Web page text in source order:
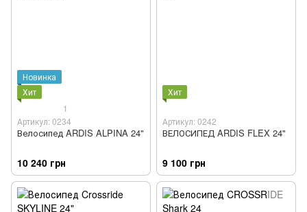
Новинка
Хит
1
Артикул: 0234
Велосипед ARDIS ALPINA 24"
10 240 грн
Хит
Артикул: 0242
ВЕЛОСИПЕД ARDIS FLEX 24"
9 100 грн